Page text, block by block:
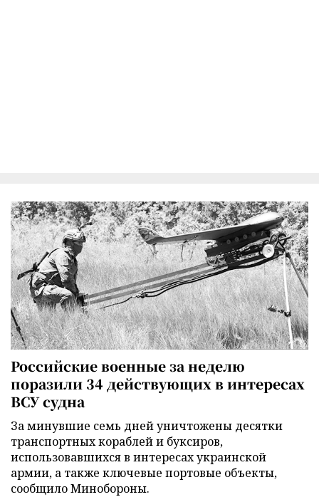
Российские военные за неделю
поразили 34 действующих в интересах
ВСУ судна
За минувшие семь дней уничтожены десятки
транспортных кораблей и буксиров,
использовавшихся в интересах украинской
армии, а также ключевые портовые объекты,
сообщило Минобороны.